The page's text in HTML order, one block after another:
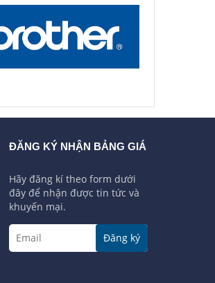
ĐĂNG KÝ NHẬN BẢNG GIÁ
Hãy đăng kí theo form dưới
đây để nhận được tin tức và
khuyến mại.
Đăng ký